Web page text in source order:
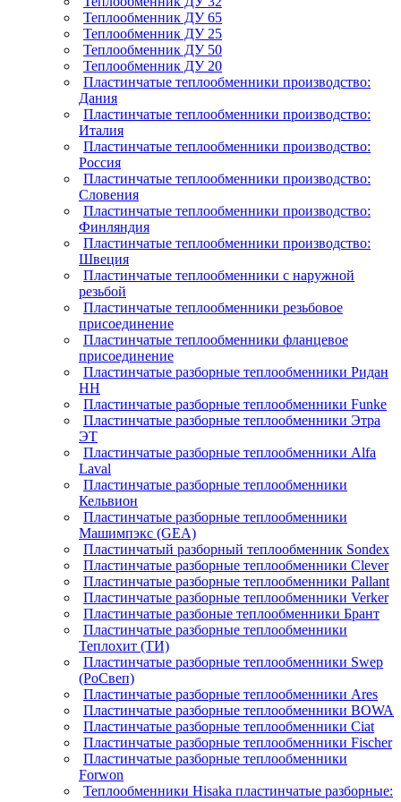
Теплообменник ДУ 65
Теплообменник ДУ 25
Теплообменник ДУ 50
Теплообменник ДУ 20
Пластинчатые теплообменники производство:
Дания
Пластинчатые теплообменники производство:
Италия
Пластинчатые теплообменники производство:
Россия
Пластинчатые теплообменники производство:
Словения
Пластинчатые теплообменники производство:
Финляндия
Пластинчатые теплообменники производство:
Швеция
Пластинчатые теплообменники с наружной
резьбой
Пластинчатые теплообменники резьбовое
присоединение
Пластинчатые теплообменники фланцевое
присоединение
Пластинчатые разборные теплообменники Ридан
НН
Пластинчатые разборные теплообменники Funke
Пластинчатые разборные теплообменники Этра
ЭТ
Пластинчатые разборные теплообменники Alfa
Laval
Пластинчатые разборные теплообменники
Кельвион
Пластинчатые разборные теплообменники
Машимпэкс (GEA)
Пластинчатый разборный теплообменник Sondex
Пластинчатые разборные теплообменники Clever
Пластинчатые разборные теплообменники Pallant
Пластинчатые разборные теплообменники Verker
Пластинчатые разбоные теплообменники Брант
Пластинчатые разборные теплообменники
Теплохит (ТИ)
Пластинчатые разборные теплообменники Swep
(РоСвеп)
Пластинчатые разборные теплообменники Ares
Пластинчатые разборные теплообменники BOWA
Пластинчатые разборные теплообменники Ciat
Пластинчатые разборные теплообменники Fischer
Пластинчатые разборные теплообменники
Forwon
Теплообменники Hisaka пластинчатые разборные: